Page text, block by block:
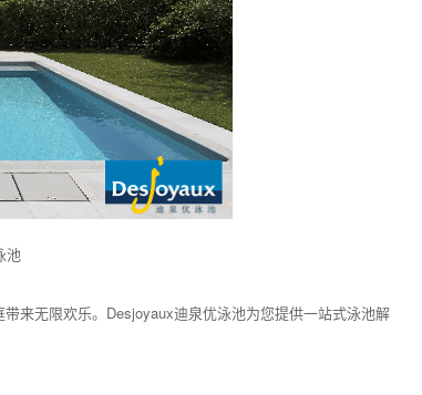
池
来无限欢乐。Desjoyaux迪泉优泳池为您提供一站式泳池解